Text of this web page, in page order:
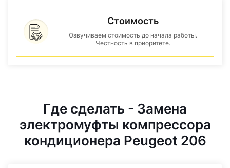
Стоимость
Озвучиваем стоимость до начала работы.
Честность в приоритете.
Где сделать - Замена
электромуфты компрессора
кондиционера Peugeot 206